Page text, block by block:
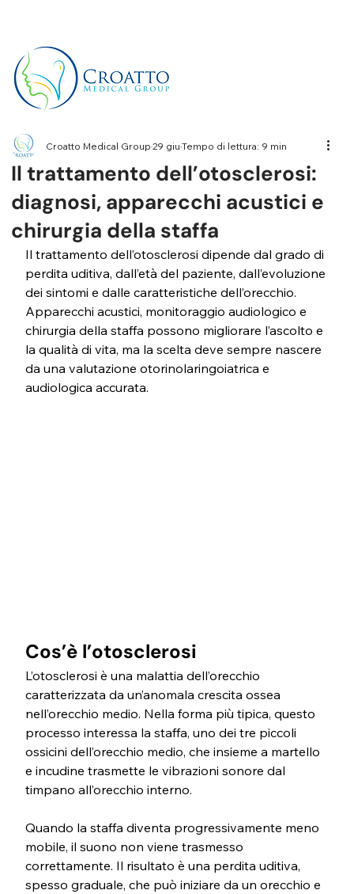
Il trattamento dell’otosclerosi:
diagnosi, apparecchi acustici e
chirurgia della staffa
Croatto Medical Group29 giuTempo di lettura: 9 min
Il trattamento dell’otosclerosi dipende dal grado di
perdita uditiva, dall’età del paziente, dall’evoluzione
dei sintomi e dalle caratteristiche dell’orecchio.
Apparecchi acustici, monitoraggio audiologico e
chirurgia della staffa possono migliorare l’ascolto e
la qualità di vita, ma la scelta deve sempre nascere
da una valutazione otorinolaringoiatrica e
audiologica accurata.
Cos’è l’otosclerosi
L’otosclerosi è una malattia dell’orecchio
caratterizzata da un’anomala crescita ossea
nell’orecchio medio. Nella forma più tipica, questo
processo interessa la staffa, uno dei tre piccoli
ossicini dell’orecchio medio, che insieme a martello
e incudine trasmette le vibrazioni sonore dal
timpano all’orecchio interno.
Quando la staffa diventa progressivamente meno
mobile, il suono non viene trasmesso
correttamente. Il risultato è una perdita uditiva,
spesso graduale, che può iniziare da un orecchio e